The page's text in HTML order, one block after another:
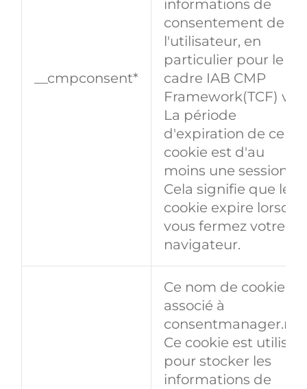
__cmpconsent*
informations de
consentement de
l'utilisateur, en
particulier pour le
cadre IAB CMP
Framework(TCF) v2.
La période
d'expiration de ce
cookie est d'au
moins une session.
Cela signifie que le
cookie expire
vous fermez votre
navigateur.
Ce nom de cookie
associé à
Ce cookie est utilisé
pour stocker les
informations de